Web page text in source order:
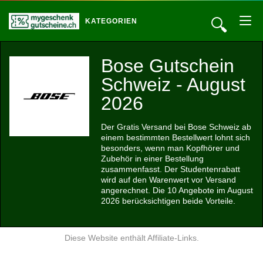
🔍
KATEGORIEN
Bose Gutschein
Schweiz - August
2026
Der Gratis Versand bei Bose Schweiz ab
einem bestimmten Bestellwert lohnt sich
besonders, wenn man Kopfhörer und
Zubehör in einer Bestellung
zusammenfasst. Der Studentenrabatt
wird auf den Warenwert vor Versand
angerechnet. Die 10 Angebote im August
2026 berücksichtigen beide Vorteile.
Diese Website enthält Affiliate-Links.